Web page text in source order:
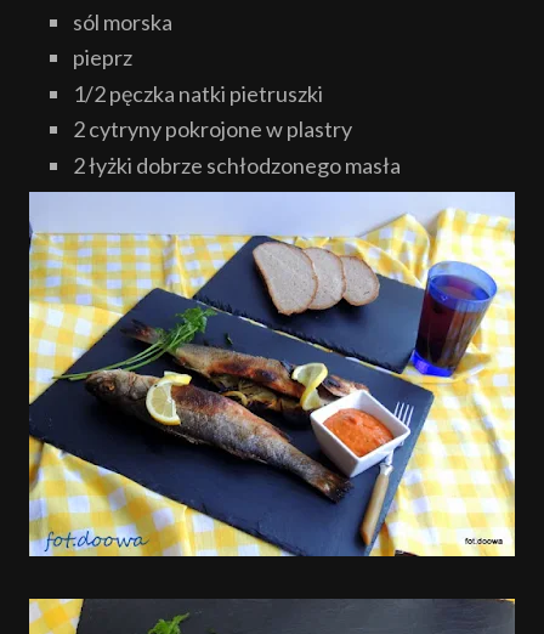
sól morska
pieprz
1/2 pęczka natki pietruszki
2 cytryny pokrojone w plastry
2 łyżki dobrze schłodzonego masła